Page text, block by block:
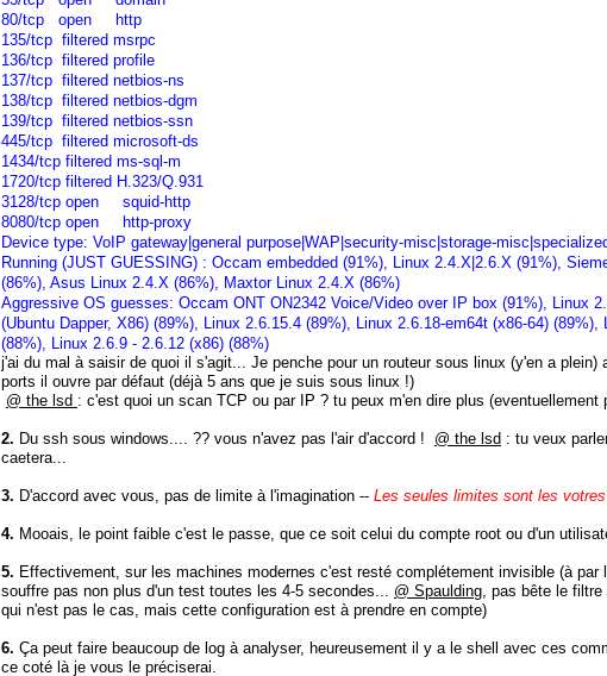
80/tcp open http
135/tcp filtered msrpc
136/tcp filtered profile
137/tcp filtered netbios-ns
138/tcp filtered netbios-dgm
139/tcp filtered netbios-ssn
445/tcp filtered microsoft-ds
1434/tcp filtered ms-sql-m
1720/tcp filtered H.323/Q.931
3128/tcp open squid-http
8080/tcp open http-proxy
Device type: VoIP gateway|general purpose|WAP|security-misc|storage-
Running (JUST GUESSING) : Occam embedded (91%), Linux 2.4.X|2.6.X (91%),
(86%), Asus Linux 2.4.X (86%), Maxtor Linux 2.4.X (86%)
Aggressive OS guesses: Occam ONT ON2342 Voice/Video over IP box (91%), Linux
(Ubuntu Dapper, X86) (89%), Linux 2.6.15.4 (89%), Linux 2.6.18-em64t (x86-64)
(88%), Linux 2.6.9 - 2.6.12 (x86) (88%)
j'ai du mal à saisir de quoi il s'agit... Je penche pour un routeur sous linux (y'en a
ports il ouvre par défaut (déjà 5 ans que je suis sous linux !)
@ the lsd : c'est quoi un scan TCP ou par IP ? tu peux m'en dire plus (eventuellement
2. Du ssh sous windows.... ?? vous n'avez pas l'air d'accord ! @ the lsd : tu veux
caetera...
3. D'accord avec vous, pas de limite à l'imagination -- Les seules limites sont les votres
4. Mooais, le point faible c'est le passe, que ce soit celui du compte root ou d'un
5. Effectivement, sur les machines modernes c'est resté complétement invisible (à
souffre pas non plus d'un test toutes les 4-5 secondes... @ Spaulding , pas bête le
qui n'est pas le cas, mais cette configuration est à prendre en compte)
6. Ça peut faire beaucoup de log à analyser, heureusement il y a le shell avec ces
ce coté là je vous le préciserai.